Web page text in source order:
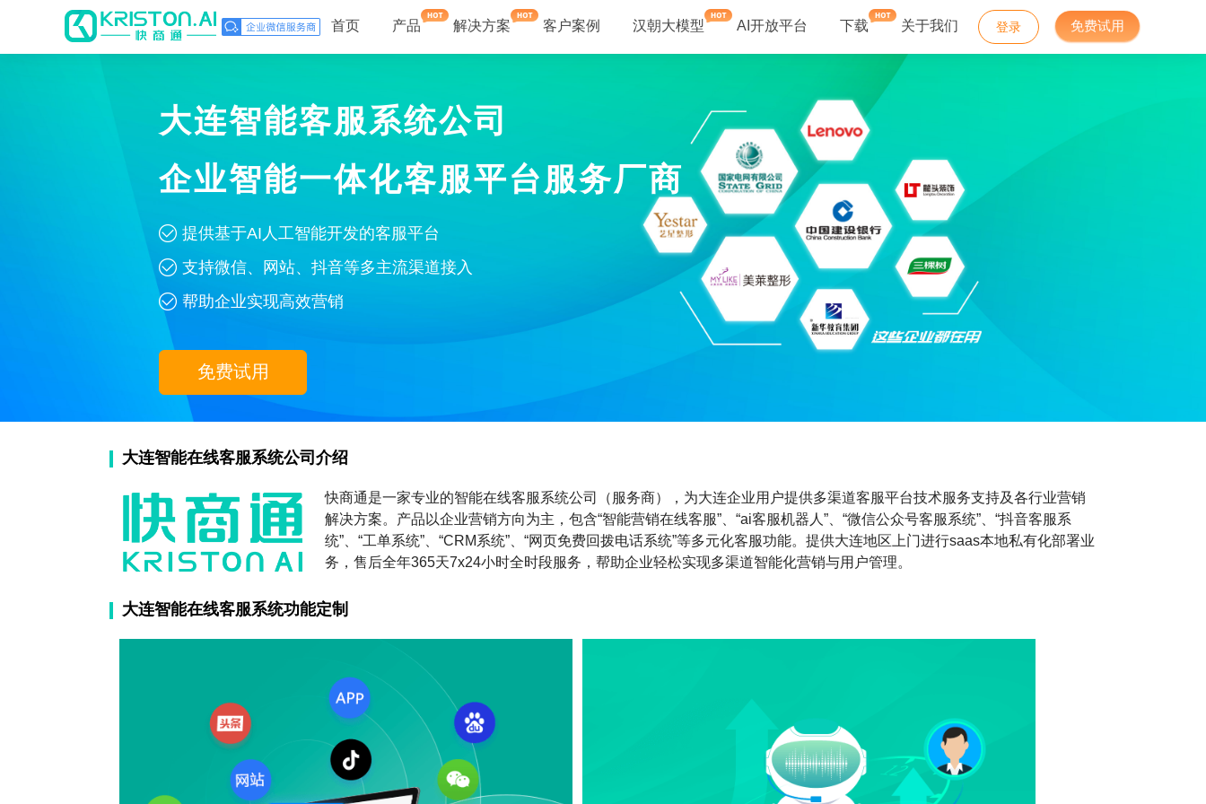
首页 产品 解决方案 客户案例 汉朝大模型 AI开放平台 下载 关于我们 登录 免费试用
大连智能客服系统公司
企业智能一体化客服平台服务厂商
提供基于AI人工智能开发的客服平台
支持微信、网站、抖音等多主流渠道接入
帮助企业实现高效营销
免费试用
大连智能在线客服系统公司介绍
快商通是一家专业的智能在线客服系统公司（服务商），为大连企业用户提供多渠道客服平台技术服务支持及各行业营销
解决方案。产品以企业营销方向为主，包含“智能营销在线客服”、“ai客服机器人”、“微信公众号客服系统”、“抖音客服系
统”、“工单系统”、“CRM系统”、“网页免费回拨电话系统”等多元化客服功能。提供大连地区上门进行saas本地私有化部署业
务，售后全年365天7x24小时全时段服务，帮助企业轻松实现多渠道智能化营销与用户管理。
大连智能在线客服系统功能定制